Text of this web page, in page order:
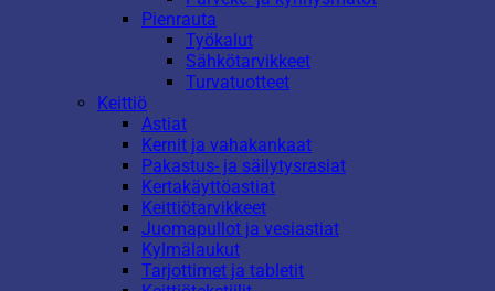
Pienrauta
Työkalut
Sähkötarvikkeet
Turvatuotteet
Keittiö
Astiat
Kernit ja vahakankaat
Pakastus- ja säilytysrasiat
Kertakäyttöastiat
Keittiötarvikkeet
Juomapullot ja vesiastiat
Kylmälaukut
Tarjottimet ja tabletit